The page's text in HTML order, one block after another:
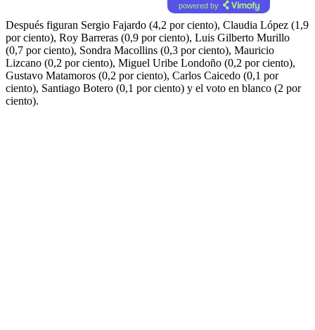
powered by
Después figuran Sergio Fajardo (4,2 por ciento), Claudia López (1,9
por ciento), Roy Barreras (0,9 por ciento), Luis Gilberto Murillo
(0,7 por ciento), Sondra Macollins (0,3 por ciento), Mauricio
Lizcano (0,2 por ciento), Miguel Uribe Londoño (0,2 por ciento),
Gustavo Matamoros (0,2 por ciento), Carlos Caicedo (0,1 por
ciento), Santiago Botero (0,1 por ciento) y el voto en blanco (2 por
ciento).